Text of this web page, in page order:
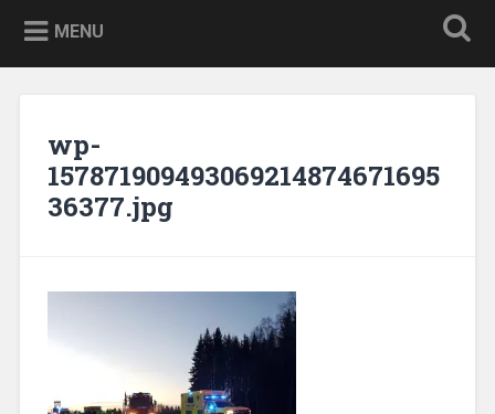
MENU
wp-
157871909493069214874671695
36377.jpg